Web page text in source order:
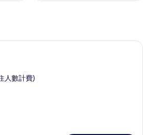
客房, 1 張加大雙人床 | 客房內保險箱
人數計費)